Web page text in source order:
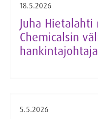
18.5.2026
Juha
Chemicalsin
5.5.2026